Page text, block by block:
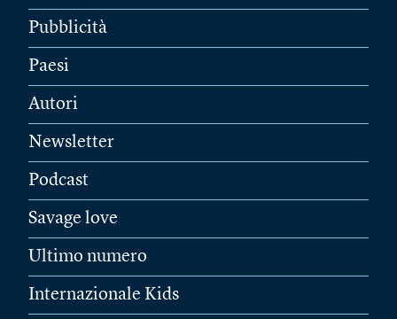
Pubblicità
Paesi
Autori
Newsletter
Podcast
Savage love
Ultimo numero
Internazionale Kids